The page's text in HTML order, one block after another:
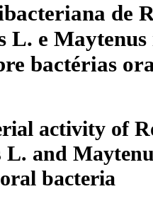
de
L. e
bactérias
activity of
L. and
bacteria